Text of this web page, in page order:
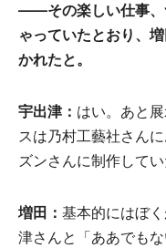
——その楽しい仕事、
ゃっていたとおり、
かれたと。
宇出津： はい。あと
スは乃村工藝社さん
ズンさんに制作してい
増田： 基本的にはぼ
津さんと「ああでも